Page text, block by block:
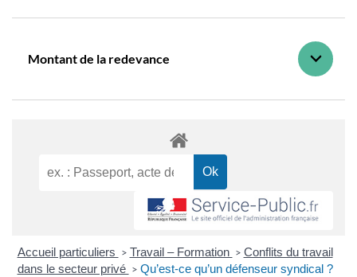
Montant de la redevance
Accueil particuliers > Travail – Formation > Conflits du travail
dans le secteur privé > Qu’est-ce qu’un défenseur syndical ?